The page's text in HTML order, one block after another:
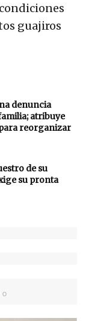
guajiros
denuncia
atribuye
reorganizar
de su
su pronta